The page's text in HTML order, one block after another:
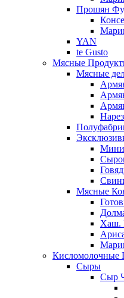
Прошян
YAN
te Gusto
Мясные
Мясные
Мясные
Хаш.
Кисломолочные
Сыры
Сыр